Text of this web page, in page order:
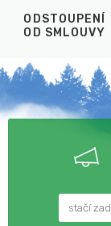
ODSTOUPENÍ
OD SMLOUVY